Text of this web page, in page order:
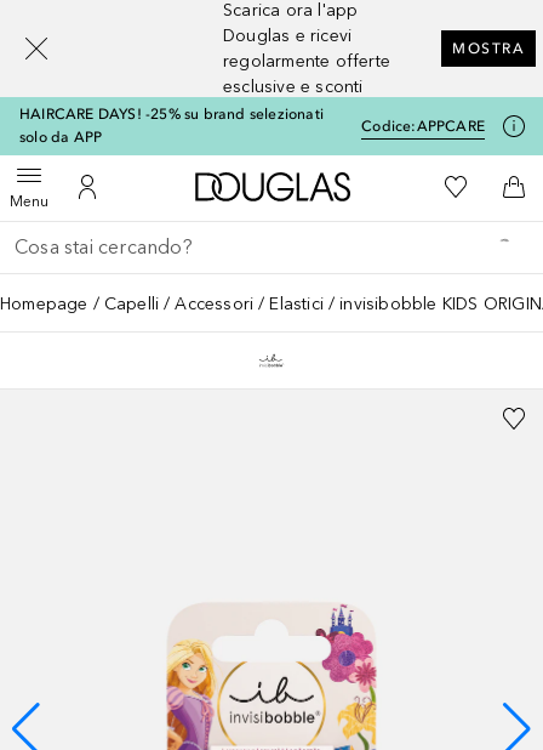
Scarica ora l'app
Douglas e ricevi
regolarmente offerte
esclusive e sconti
MOSTRA
HAIRCARE DAYS! -25% su brand selezionati
solo da APP
Codice:APPCARE
MenuApri menuAl Mio Account
A Douglas HomeAlla Mia
Al
Torna indietro
Esegui ricerca
Homepage Capelli Accessori Elastici invisibobble KIDS
[navigation.slideout.screenreader]